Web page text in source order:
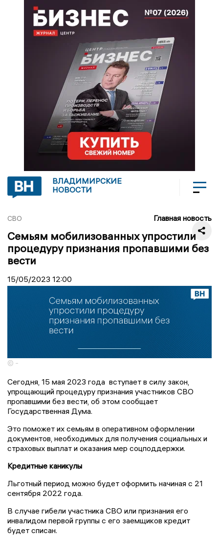
ВЛАДИМИРСКИЕ
НОВОСТИ
СВО Главная новость
Семьям мобилизованных упростили
процедуру признания пропавшими без
вести
15/05/2023 12:00
© -
Сегодня, 15 мая 2023 года вступает в силу закон,
упрощающий процедуру признания участников СВО
пропавшими без вести, об этом сообщает
Государственная Дума.
Это поможет их семьям в оперативном оформлении
документов, необходимых для получения социальных и
страховых выплат и оказания мер соцподдержки.
Кредитные каникулы
Льготный период можно будет оформить начиная с 21
сентября 2022 года.
В случае гибели участника СВО или признания его
инвалидом первой группы с его заемщиков кредит
будет списан.